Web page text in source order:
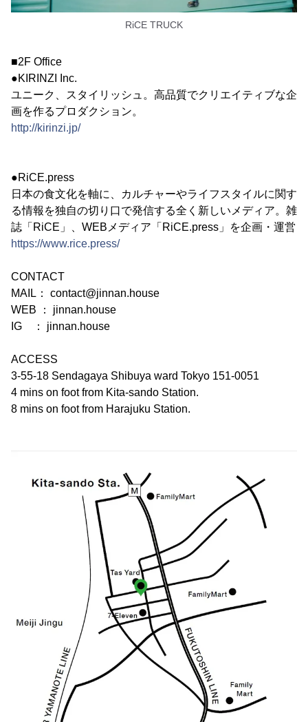
RiCE TRUCK
■2F Office
●KIRINZI Inc.
ユニーク、スタイリッシュ。高品質でクリエイティブな企
画を作るプロダクション。
http://kirinzi.jp/
●RiCE.press
日本の食文化を軸に、カルチャーやライフスタイルに関す
る情報を独自の切り口で発信する全く新しいメディア。雑
誌「RiCE」、WEBメディア「RiCE.press」を企画・運営
https://www.rice.press/
CONTACT
MAIL： contact@jinnan.house
WEB ： jinnan.house
IG ： jinnan.house
ACCESS
3-55-18 Sendagaya Shibuya ward Tokyo 151-0051
4 mins on foot from Kita-sando Station.
8 mins on foot from Harajuku Station.